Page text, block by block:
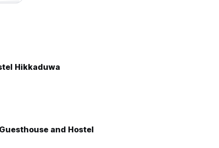
Hikkaduwa
and Hostel